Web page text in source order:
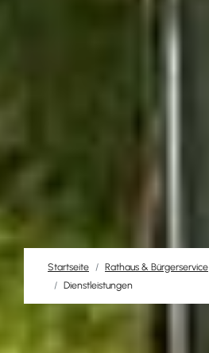
Startseite Rathaus & Bürgerservice
Dienstleistungen